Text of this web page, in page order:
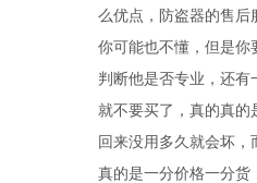
么优点，防盗器的售后
你可能也不懂，但是你
判断他是否专业，还有
就不要买了，真的真的
回来没用多久就会坏，
真的是一分价格一分货